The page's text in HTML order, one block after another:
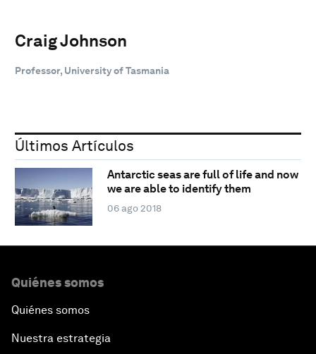
Craig Johnson
Professor, University of Tasmania
Últimos Artículos
Antarctic seas are full of life and now
we are able to identify them
06 ago 2018
Quiénes somos
Quiénes somos
Nuestra estrategia